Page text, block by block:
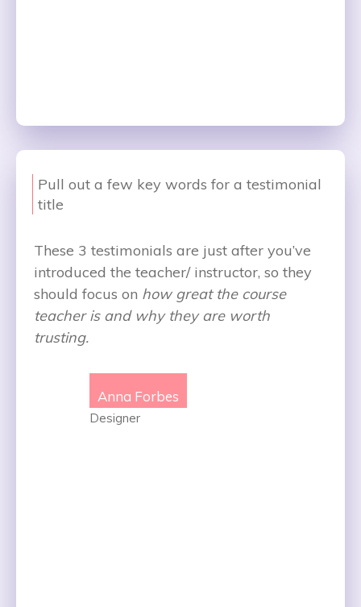
Pull out a few key words for a testimonial
title
These 3 testimonials are just after you’ve
introduced the teacher/ instructor, so they
should focus on how great the course
teacher is and why they are worth
trusting.
Anna Forbes
Designer